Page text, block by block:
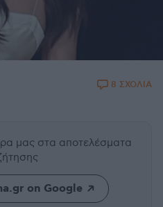
8 ΣΧΟΛΙΑ
μας στα αποτελέσματα
on Google